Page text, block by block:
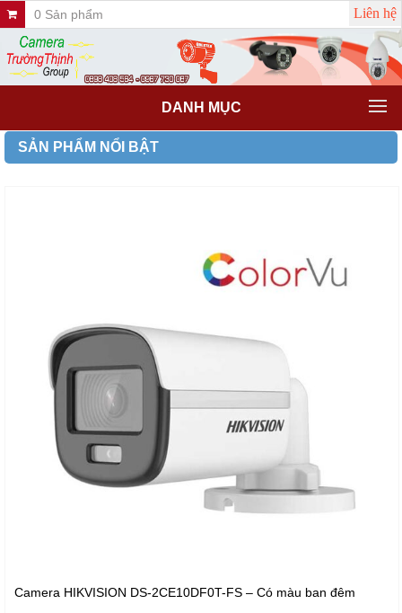
0 Sản phẩm Liên hệ
DANH MỤC
SẢN PHẨM NỔI BẬT
Camera HIKVISION DS-2CE10DF0T-FS – Có màu ban đêm